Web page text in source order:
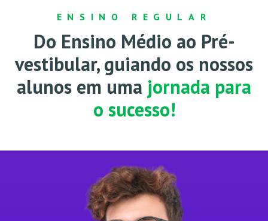
ENSINO REGULAR
Do Ensino Médio ao Pré-
vestibular, guiando os nossos
alunos em uma jornada para
o sucesso!